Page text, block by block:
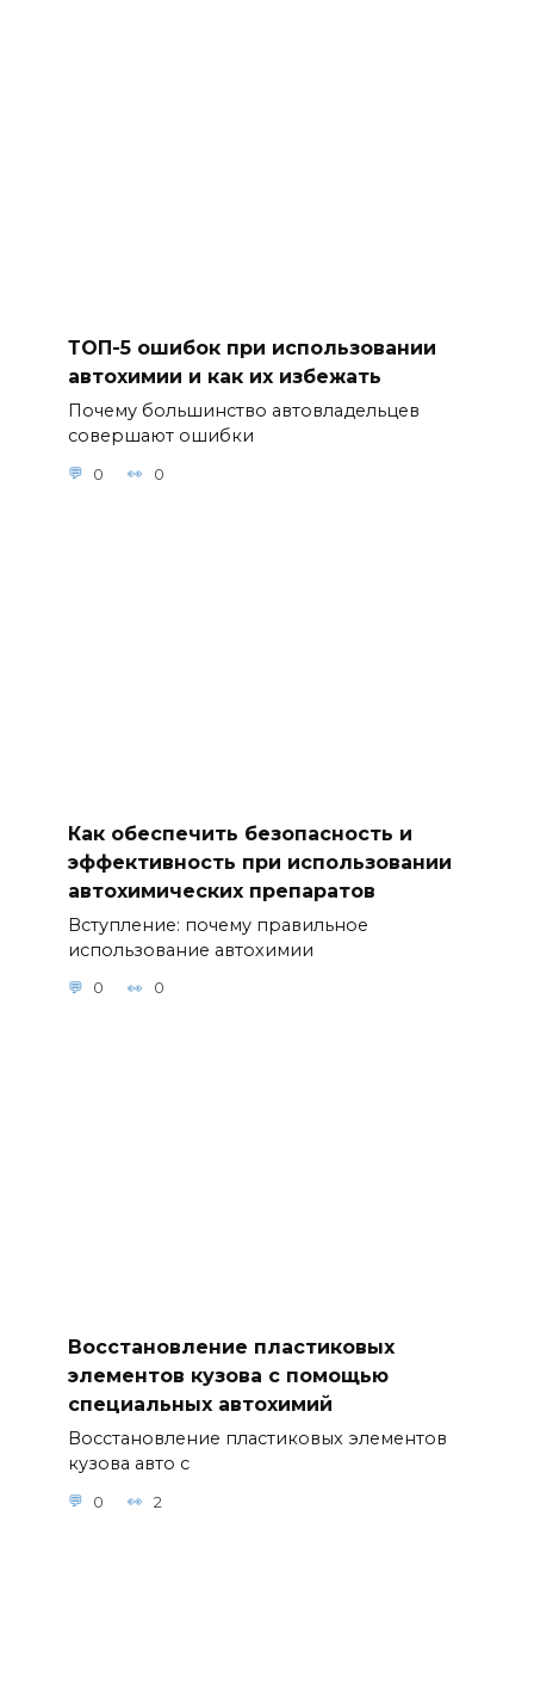
ТОП-5 ошибок при использовании
автохимии и как их избежать
Почему большинство автовладельцев
совершают ошибки
0 0
Как обеспечить безопасность и
эффективность при использовании
автохимических препаратов
Вступление: почему правильное
использование автохимии
0 0
Восстановление пластиковых
элементов кузова с помощью
специальных автохимий
Восстановление пластиковых элементов
кузова авто с
0 2